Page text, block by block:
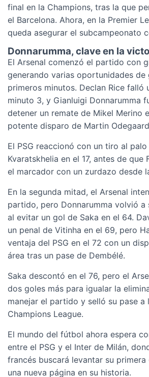
final en la Champions, tras la que
el Barcelona. Ahora, en la Premier
queda asegurar el subcampeonato
Donnarumma, clave en la
El Arsenal comenzó el partido con
generando varias oportunidades de
primeros minutos. Declan Rice falló
minuto 3, y Gianluigi Donnarumma
detener un remate de Mikel Merino
potente disparo de Martin
El PSG reaccionó con un tiro al palo
Kvaratskhelia en el 17, antes de que
el marcador con un zurdazo desde
En la segunda mitad, el Arsenal
partido, pero Donnarumma volvió a
al evitar un gol de Saka en el 64.
un penal de Vitinha en el 69, pero
ventaja del PSG en el 72 con un
área tras un pase de Dembélé.
Saka descontó en el 76, pero el
dos goles más para igualar la
manejar el partido y selló su pase a
Champions League.
El mundo del fútbol ahora espera
entre el PSG y el Inter de Milán,
francés buscará levantar su primera
una nueva página en su historia.